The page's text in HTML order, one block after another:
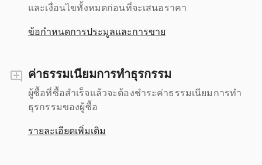
และเงื่อนไขทั้งหมดก่อนที่จะเสนอราคา
ข้อกำหนดการประมูลและการขาย
ค่าธรรมเนียมการทำธุรกรรม
ผู้ซื้อที่ซื้อสำเร็จแล้วจะต้องชำระค่าธรรมเนียมการทำ
ธุรกรรมของผู้ซื้อ
รายละเอียดเพิ่มเติม